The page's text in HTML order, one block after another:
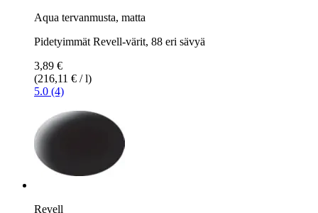
Aqua tervanmusta, matta
Pidetyimmät Revell-värit, 88 eri sävyä
3,89 €
(216,11 € / l)
5.0 (4)
Revell